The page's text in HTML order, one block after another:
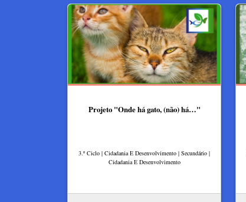
Projeto "Onde há gato, (não) há…"
3.º Ciclo | Cidadania E Desenvolvimento | Secundário |
Cidadania E Desenvolvimento